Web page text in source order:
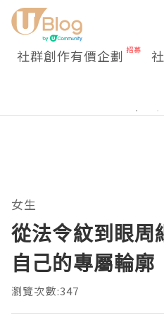
社群創作有價企劃
女生
從法令紋到眼周
自己的專屬輪廓
瀏覽次數:347